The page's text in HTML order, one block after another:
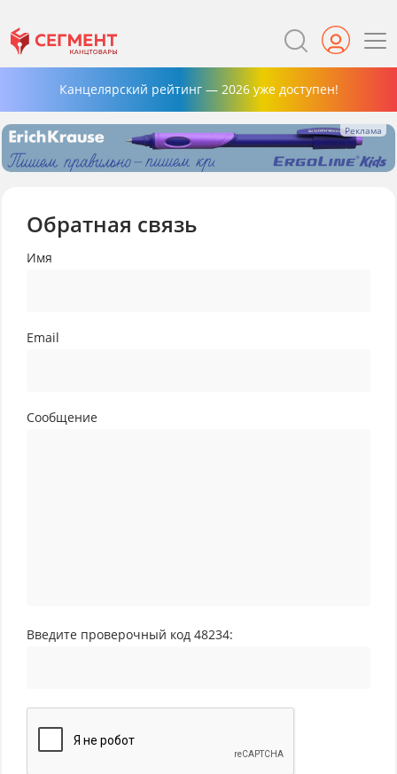
Канцелярский рейтинг — 2026 уже доступен!
Обратная связь
Имя
Email
Сообщение
Введите проверочный код 48234: